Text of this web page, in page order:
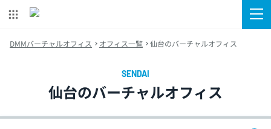
DMMバーチャルオフィス オフィス一覧 仙台のバーチャルオフィス
仙台のバーチャルオフィス